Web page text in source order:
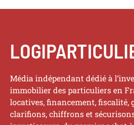
Média indépendant dédié à
immobilier des particuliers en
locatives, financement, fiscalité,
clarifions, chiffrons et